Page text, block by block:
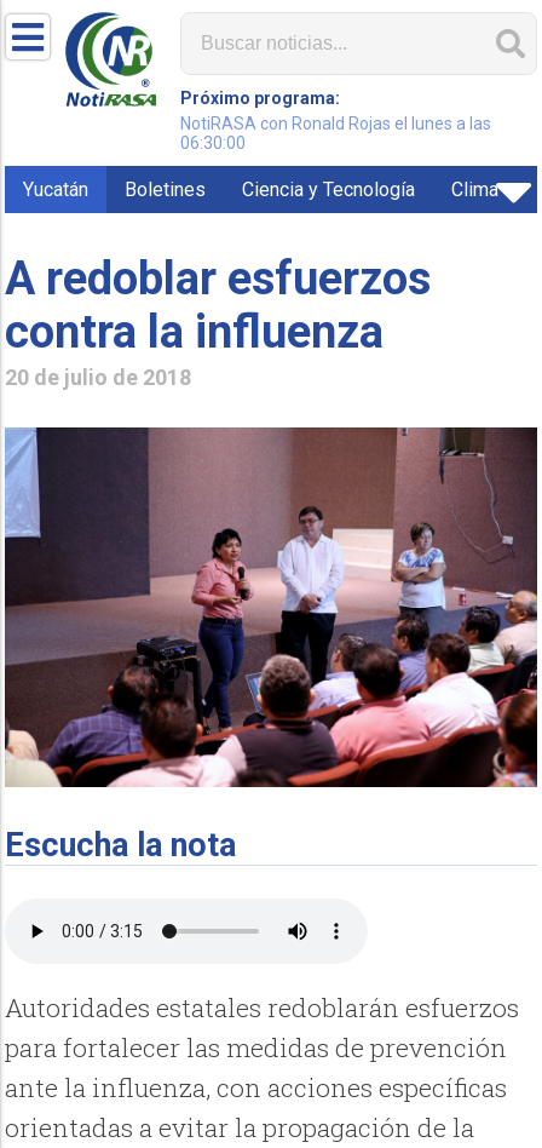
Próximo programa:
NotiRASA con Ronald Rojas el lunes a las
06:30:00
Yucatán Boletines Ciencia y Tecnología Clima
A redoblar esfuerzos
contra la influenza
20 de julio de 2018
Escucha la nota
Autoridades estatales redoblarán esfuerzos
para fortalecer las medidas de prevención
ante la influenza, con acciones específicas
orientadas a evitar la propagación de la